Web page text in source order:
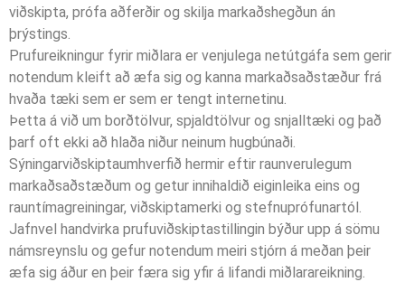
viðskipta, prófa aðferðir og skilja markaðshegðun án
þrýstings.
Prufureikningur fyrir miðlara er venjulega netútgáfa sem gerir
notendum kleift að æfa sig og kanna markaðsaðstæður frá
hvaða tæki sem er sem er tengt internetinu.
Þetta á við um borðtölvur, spjaldtölvur og snjalltæki og það
þarf oft ekki að hlaða niður neinum hugbúnaði.
Sýningarviðskiptaumhverfið hermir eftir raunverulegum
markaðsaðstæðum og getur innihaldið eiginleika eins og
rauntímagreiningar, viðskiptamerki og stefnuprófunartól.
Jafnvel handvirka prufuviðskiptastillingin býður upp á sömu
námsreynslu og gefur notendum meiri stjórn á meðan þeir
æfa sig áður en þeir færa sig yfir á lifandi miðlarareikning.